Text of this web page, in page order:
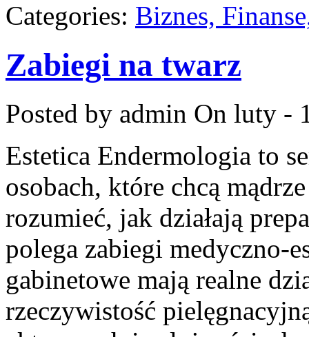
Categories: Biznes,
Zabiegi na twarz
Posted by admin On luty -
Estetica Endermologia to
osobach, które chcą
rozumieć, jak działają
polega zabiegi medyczno-
gabinetowe mają realne
rzeczywistość